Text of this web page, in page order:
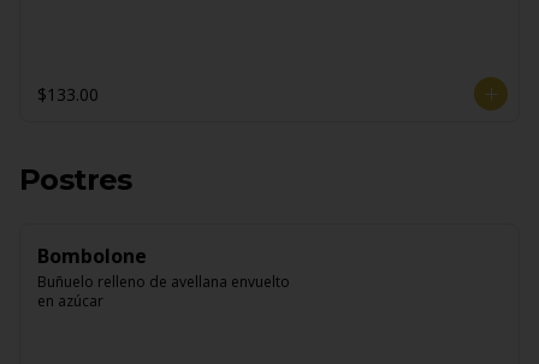
$133.00
Postres
Bombolone
Buñuelo relleno de avellana envuelto
en azúcar